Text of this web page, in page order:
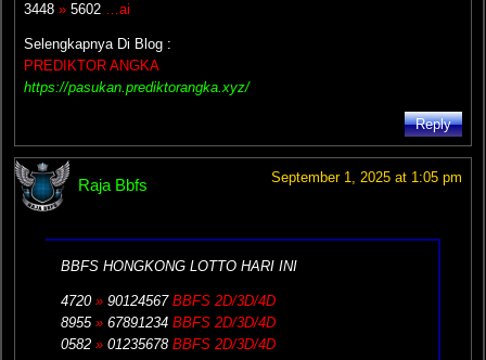
3448 » 5602 …ai
Selengkapnya Di Blog :
PREDIKTOR ANGKA
https://pasukan.prediktorangka.xyz/
Reply
Raja Bbfs September 1, 2025 at 1:05 pm
BBFS HONGKONG LOTTO HARI INI
4720» 90124567BBFS 2D/3D/4D
8955» 67891234 BBFS 2D/3D/4D
0582 » 01235678BBFS 2D/3D/4D